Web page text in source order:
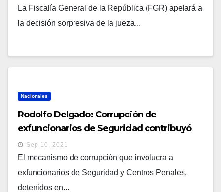
La Fiscalía General de la República (FGR) apelará a
la decisión sorpresiva de la jueza...
Nacionales
Rodolfo Delgado: Corrupción de
exfuncionarios de Seguridad contribuyó
con incremento de extorsiones
Sep 10, 2021
El mecanismo de corrupción que involucra a
exfuncionarios de Seguridad y Centros Penales,
detenidos en...